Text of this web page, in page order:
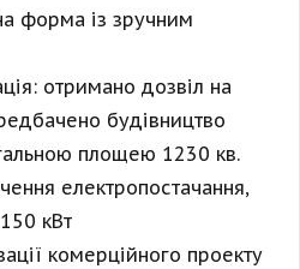
форма із зручним
отримано дозвіл на
будівництво
площею 1230 кв.
електропостачання,
кВт
комерційного проекту